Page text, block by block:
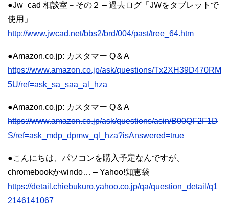
●Jw_cad 相談室－その２ – 過去ログ「JWをタブレットで
使用」
http://www.jwcad.net/bbs2/brd/004/past/tree_64.htm
●Amazon.co.jp: カスタマー Q＆A
https://www.amazon.co.jp/ask/questions/Tx2XH39D470RM
5U/ref=ask_sa_saa_al_hza
●Amazon.co.jp: カスタマー Q＆A
https://www.amazon.co.jp/ask/questions/asin/B00QF2F1D
S/ref=ask_mdp_dpmw_ql_hza?isAnswered=true
●こんにちは、パソコンを購入予定なんですが、
chromebookかwindo… – Yahoo!知恵袋
https://detail.chiebukuro.yahoo.co.jp/qa/question_detail/q1
2146141067